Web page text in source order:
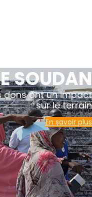
SOUDAN
dons ont un impact
sur le terrain
En savoir plus